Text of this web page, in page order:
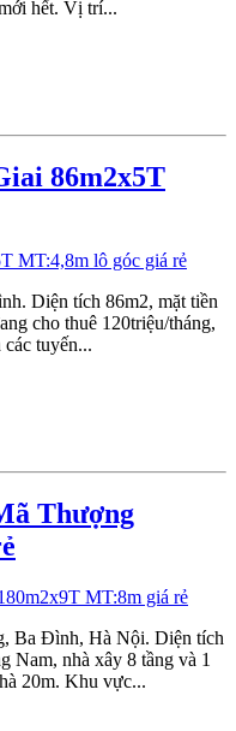
hết. Vị trí...
86m2x5T
Diện tích 86m2, mặt tiền
cho thuê 120triệu/tháng,
tuyến...
Thượng
Ba Đình, Hà Nội. Diện tích
Nam, nhà xây 8 tầng và 1
20m. Khu vực...